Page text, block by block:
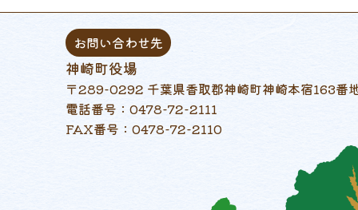
お問い合わせ先
神崎町役場
〒289-0292 千葉県香取郡神崎町神崎本宿163番
電話番号：0478-72-2111
FAX番号：0478-72-2110